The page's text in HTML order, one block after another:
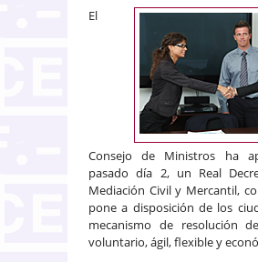
El
Consejo de Ministros ha
pasado día 2, un Real
Mediación Civil y Mercantil,
pone a disposición de los
mecanismo de resolución
voluntario, ágil, flexible y